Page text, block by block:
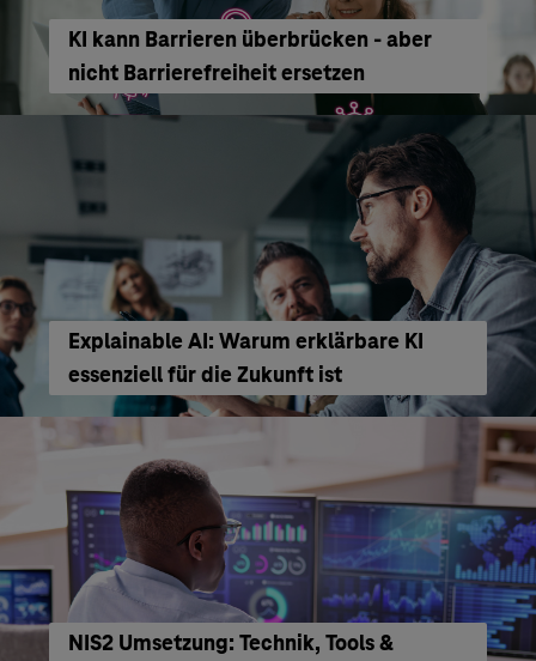
KI kann Barrieren überbrücken - aber
nicht Barrierefreiheit ersetzen
Explainable AI: Warum erklärbare KI
essenziell für die Zukunft ist
NIS2 Umsetzung: Technik, Tools &